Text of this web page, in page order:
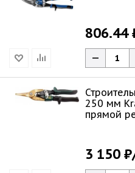
806.44
250 мм
прямой
3 150 ₽